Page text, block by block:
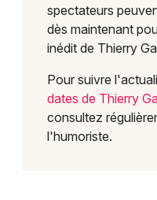
spectateurs
dès maintenant
inédit de Thierry
Pour suivre
dates de Thierry
consultez
l'humoriste.